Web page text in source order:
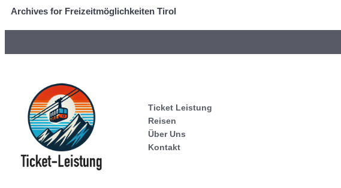
Archives for Freizeitmöglichkeiten Tirol
Ticket Leistung
Reisen
Über Uns
Kontakt